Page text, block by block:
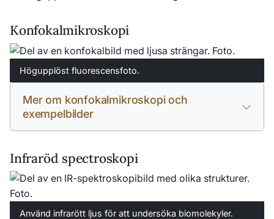
Konfokalmikroskopi
Högupplöst fluorescensfoto.
Mer om konfokalmikroskopi och
exempelbilder
Infraröd spectroskopi
Använd infrarött ljus för att undersöka biomolekyler.